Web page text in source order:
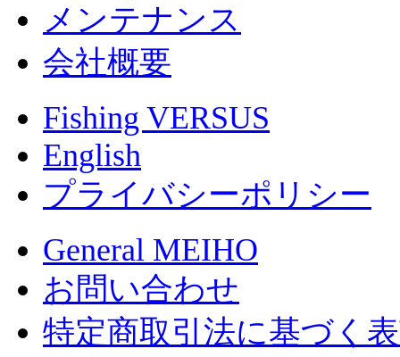
メンテナンス
会社概要
Fishing VERSUS
English
プライバシーポリシー
General MEIHO
お問い合わせ
特定商取引法に基づく